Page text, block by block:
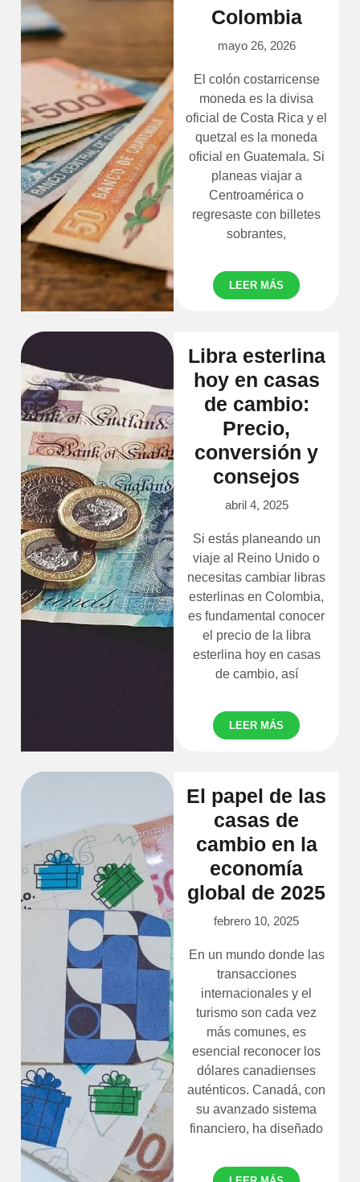
Colombia
mayo 26, 2026
El colón costarricense
moneda es la divisa
oficial de Costa Rica y el
quetzal es la moneda
oficial en Guatemala. Si
planeas viajar a
Centroamérica o
regresaste con billetes
sobrantes,
LEER MÁS
Libra esterlina
hoy en casas
de cambio:
Precio,
conversión y
consejos
abril 4, 2025
Si estás planeando un
viaje al Reino Unido o
necesitas cambiar libras
esterlinas en Colombia,
es fundamental conocer
el precio de la libra
esterlina hoy en casas
de cambio, así
LEER MÁS
El papel de las
casas de
cambio en la
economía
global de 2025
febrero 10, 2025
En un mundo donde las
transacciones
internacionales y el
turismo son cada vez
más comunes, es
esencial reconocer los
dólares canadienses
auténticos. Canadá, con
su avanzado sistema
financiero, ha diseñado